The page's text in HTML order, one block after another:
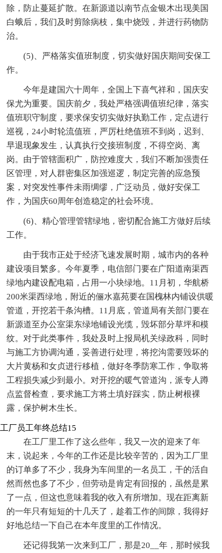
除，防止蔓延扩散。在新源道以南节点金银木出现美国
白蛾后，我们及时剪除病枝，集中烧毁，并进行药物防
治。
(5)、严格落实值班制度，切实做好国庆期间安保工
作。
今年是建国六十周年，全国上下喜气祥和，国庆安
保尤为重要。国庆前夕，我处严格强调值班纪律，落实
值班职守制度，要求保安切实做好执勤工作，定点进行
巡视，24小时轮流值班，严厉杜绝值班不到岗，迟到、
早退现象发生，认真执行交接班制度，不得空岗、离
岗。由于管辖面积广，防控难度大，我们不断加强责任
区管理，对人群密集区加强巡逻，制定完善的应急预
案，对突发性事件未雨绸缪，广泛动员，做好安保工
作，为国庆60周年创造稳定的社会环境。
(6)、精心管理管辖绿地，密切配合施工方做好后续
工作。
由于我市正处于经济飞速发展时期，城市内的各种
建设项目繁多。今年夏季，电信部门要在广阳道南渠西
绿地内建设配电箱，占用一小块绿地。11月初，华航桥
200米渠西绿地，附近的俪水嘉苑要在国槐林内铺设供暖
管道，开挖若干条沟槽。11月底，管道局有关部门要在
新源道至办公室渠东绿地铺设光缆，毁坏部分草坪和模
纹。对于此类事件，我处及时上报局机关绿政科，同时
与施工方协调沟通，妥善进行处理，将挖沟需要毁坏的
大片黄杨和女贞进行移植，做好冬季防寒工作，争取将
工程损失减少到最小。对开挖的暖气管道沟，派专人蹲
点监督检查，要求施工方将土填好踩实，防止树根裸
露，保护树木生长。
工厂员工年终总结15
在工厂里工作了这么些年，我又一次的迎来了年
末，说起来，今年的工作还是比较辛苦的，因为工厂里
的订单多了不少，我身为车间里的一名员工，干的活自
然而然也多了不少，但劳动是肯定有回报的，虽然是累
了一点，但这也意味着我的收入有所增加。现在距离新
的一年只有短短的十几天了，趁着工作的间隙，我得好
好地总结一下自己在本年度里的工作情况。
还记得我第一次来到工厂，那是20__年，那时候我